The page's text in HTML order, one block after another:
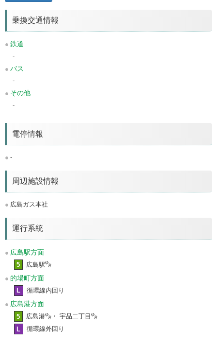
乗換交通情報
鉄道
-
バス
-
その他
-
電停情報
-
周辺施設情報
広島ガス本社
運行系統
広島駅方面
5 広島駅
的場町方面
L 循環線内回り
広島港方面
5 広島港
・ 宇品二丁目
L
循環線外回り